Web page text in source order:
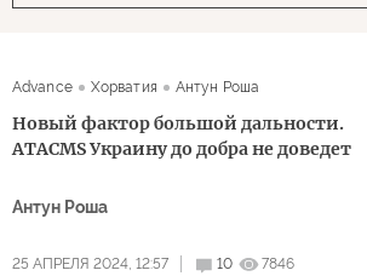
Advance Хорватия Антун Роша
Новый фактор большой дальности.
ATACMS Украину до добра не доведет
Антун Роша
25 АПРЕЛЯ 2024, 12:57 10 7846